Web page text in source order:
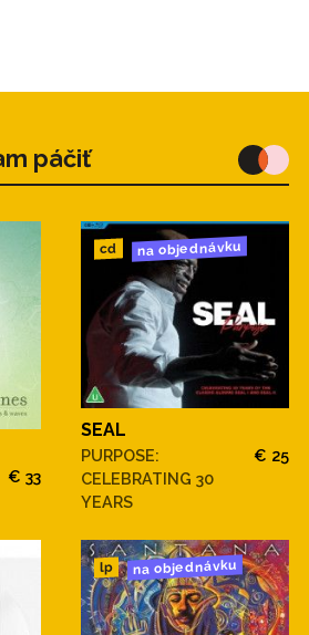
páčiť
€ 33
cd na objednávku
SEAL
PURPOSE:
CELEBRATING 30
YEARS
€ 25
lp na objednávku